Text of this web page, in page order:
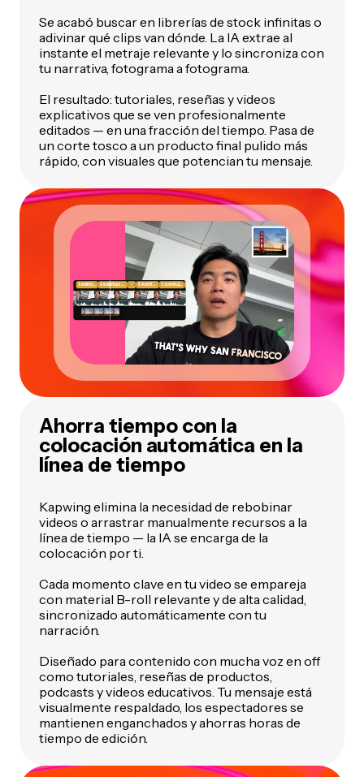
Se acabó buscar en librerías de stock infinitas o
adivinar qué clips van dónde. La IA extrae al
instante el metraje relevante y lo sincroniza con
tu narrativa, fotograma a fotograma.
El resultado: tutoriales, reseñas y videos
explicativos que se ven profesionalmente
editados — en una fracción del tiempo. Pasa de
un corte tosco a un producto final pulido más
rápido, con visuales que potencian tu mensaje.
Ahorra tiempo con la
colocación automática en la
línea de tiempo
Kapwing elimina la necesidad de rebobinar
videos o arrastrar manualmente recursos a la
línea de tiempo — la IA se encarga de la
colocación por ti.
Cada momento clave en tu video se empareja
con material B-roll relevante y de alta calidad,
sincronizado automáticamente con tu
narración.
Diseñado para contenido con mucha voz en off
como tutoriales, reseñas de productos,
podcasts y videos educativos. Tu mensaje está
visualmente respaldado, los espectadores se
mantienen enganchados y ahorras horas de
tiempo de edición.